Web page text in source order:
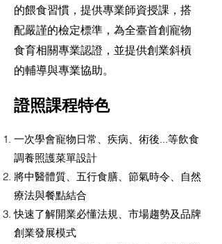
的餵食習慣，提供專業師資授課，搭
配嚴謹的檢定標準，為全臺首創寵物
食育相關專業認證，並提供創業斜槓
的輔導與專業協助。
證照課程特色
一次學會寵物日常、疾病、術後...等飲食
調養照護菜單設計
將中醫體質、五行食膳、節氣時令、自然
療法與餐點結合
快速了解開業必懂法規、市場趨勢及品牌
創業發展模式